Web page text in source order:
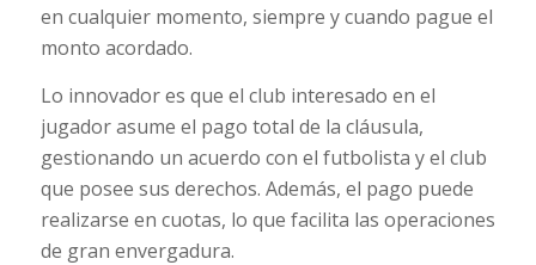
en cualquier momento, siempre y cuando pague el
monto acordado.
Lo innovador es que el club interesado en el
jugador asume el pago total de la cláusula,
gestionando un acuerdo con el futbolista y el club
que posee sus derechos. Además, el pago puede
realizarse en cuotas, lo que facilita las operaciones
de gran envergadura.